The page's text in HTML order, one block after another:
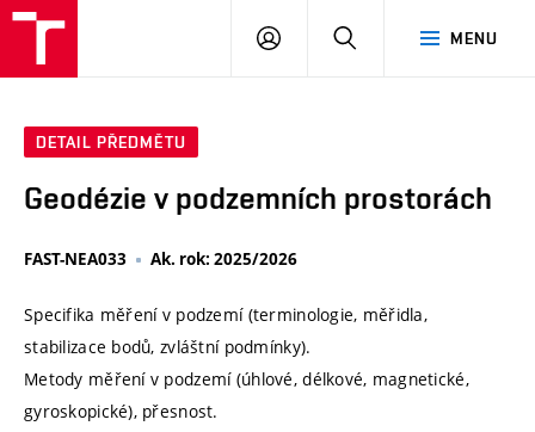
MENU
PŘIHLÁSIT
DETAIL PŘEDMĚTU
Geodézie v podzemních prostorách
FAST-NEA033 Ak. rok: 2025/2026
Specifika měření v podzemí (terminologie, měřidla,
stabilizace bodů, zvláštní podmínky).
Metody měření v podzemí (úhlové, délkové, magnetické,
gyroskopické), přesnost.